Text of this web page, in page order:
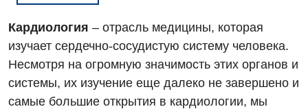
Кардиология – отрасль медицины, которая
изучает сердечно-сосудистую систему человека.
Несмотря на огромную значимость этих органов и
системы, их изучение еще далеко не завершено и
самые большие открытия в кардиологии, мы